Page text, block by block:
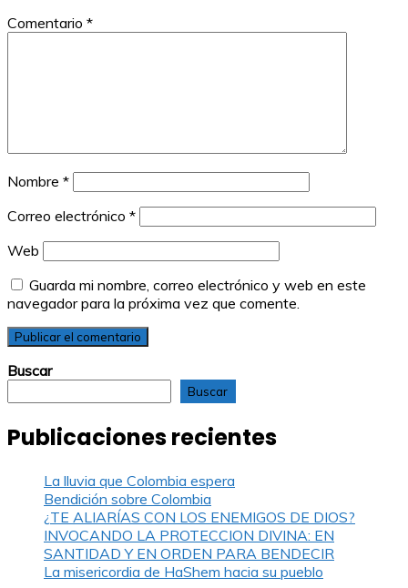
Comentario *
Nombre *
Correo electrónico *
Web
Guarda mi nombre, correo electrónico y web en este
navegador para la próxima vez que comente.
Buscar
Buscar
Publicaciones recientes
La lluvia que Colombia espera
Bendición sobre Colombia
¿TE ALIARÍAS CON LOS ENEMIGOS DE DIOS?
INVOCANDO LA PROTECCION DIVINA: EN
SANTIDAD Y EN ORDEN PARA BENDECIR
La misericordia de HaShem hacia su pueblo